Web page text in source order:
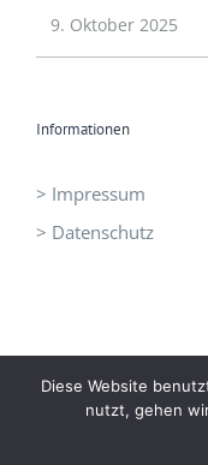
9. Oktober 2025
Informationen
> Impressum
> Datenschutz
I3 - Initiative
Diese Website
nutzt, gehen